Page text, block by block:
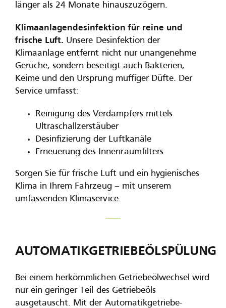
länger als 24 Monate hinauszuzögern.
Klimaanlagendesinfektion für reine und
frische Luft. Unsere Desinfektion der
Klimaanlage entfernt nicht nur unangenehme
Gerüche, sondern beseitigt auch Bakterien,
Keime und den Ursprung muffiger Düfte. Der
Service umfasst:
Reinigung des Verdampfers mittels
Ultraschallzerstäuber
Desinfizierung der Luftkanäle
Erneuerung des Innenraumfilters
Sorgen Sie für frische Luft und ein hygienisches
Klima in Ihrem Fahrzeug – mit unserem
umfassenden Klimaservice.
AUTOMATIKGETRIEBEÖLSPÜLUNG
Bei einem herkömmlichen Getriebeölwechsel wird
nur ein geringer Teil des Getriebeöls
ausgetauscht. Mit der Automatikgetriebe-